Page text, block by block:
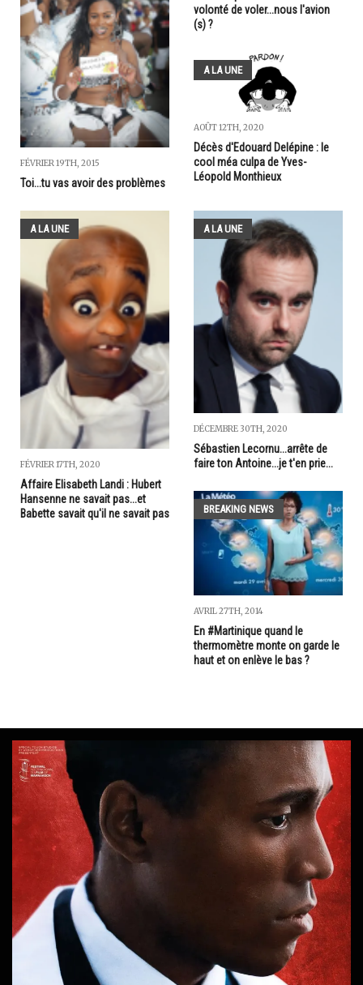
FÉVRIER 19TH, 2015
Toi...tu vas avoir des problèmes
volonté de voler...nous l'avion
(s) ?
A LA UNE
AOÛT 12TH, 2020
Décès d'Edouard Delépine : le
cool méa culpa de Yves-
Léopold Monthieux
A LA UNE
FÉVRIER 17TH, 2020
Affaire Elisabeth Landi : Hubert
Hansenne ne savait pas...et
Babette savait qu'il ne savait pas
A LA UNE
DÉCEMBRE 30TH, 2020
Sébastien Lecornu...arrête de
faire ton Antoine...je t'en prie...
BREAKING NEWS
AVRIL 27TH, 2014
En #Martinique quand le
thermomètre monte on garde le
haut et on enlève le bas ?